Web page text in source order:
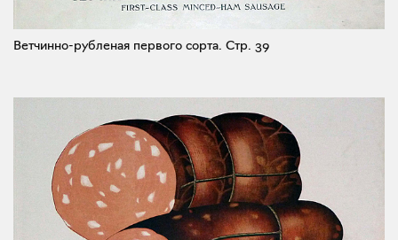
Ветчинно-рубленая первого сорта. Стр. 39